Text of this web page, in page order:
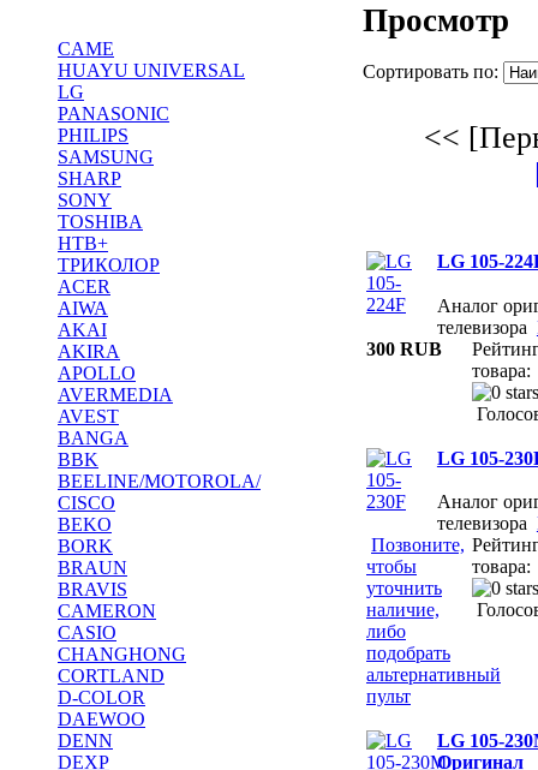
CAME
HUAYU UNIVERSAL
LG
PANASONIC
PHILIPS
SAMSUNG
SHARP
SONY
TOSHIBA
НТВ+
ТРИКОЛОР
ACER
AIWA
AKAI
AKIRA
APOLLO
AVERMEDIA
AVEST
BANGA
BBK
BEELINE/MOTOROLA/
CISCO
BEKO
BORK
BRAUN
BRAVIS
CAMERON
CASIO
CHANGHONG
CORTLAND
D-COLOR
DAEWOO
DENN
DEXP
Просмотр
Сортировать по:
<<
LG 105-
Аналог
телевизора
300 RUB
товара:
LG 105-
Аналог
телевизора
Позвоните,
чтобы
уточнить
наличие,
либо
подобрать
альтернативный
пульт
товара:
LG 105-
Оригинал